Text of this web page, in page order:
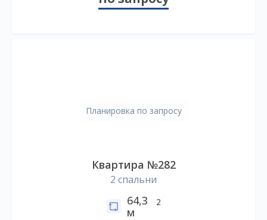
Планировка по запросу
Квартира №282
2 спальни
64,3
м
2